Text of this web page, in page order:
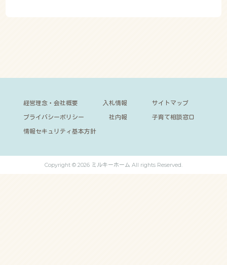
経営理念・会社概要 入札情報
サイトマップ
プライバシーポリシー
社内報
子育て相談窓口
情報セキュリティ基本方針
Copyright © 2026 ミルキーホーム All rights Reserved.